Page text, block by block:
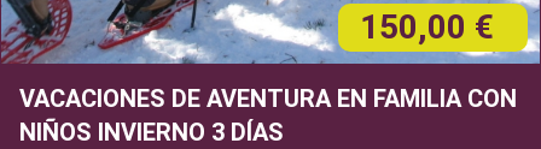
150,00 €
VACACIONES DE AVENTURA EN FAMILIA CON
NIÑOS INVIERNO 3 DÍAS